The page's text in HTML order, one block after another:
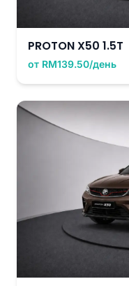
PROTON X50 1.5T
от RM139.50/день